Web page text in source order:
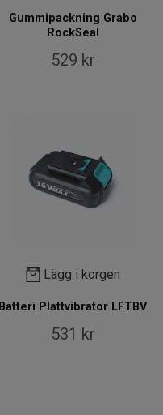
Gummipackning Grabo
RockSeal
529 kr
Lägg i korgen
Batteri Plattvibrator LFTBV
531 kr